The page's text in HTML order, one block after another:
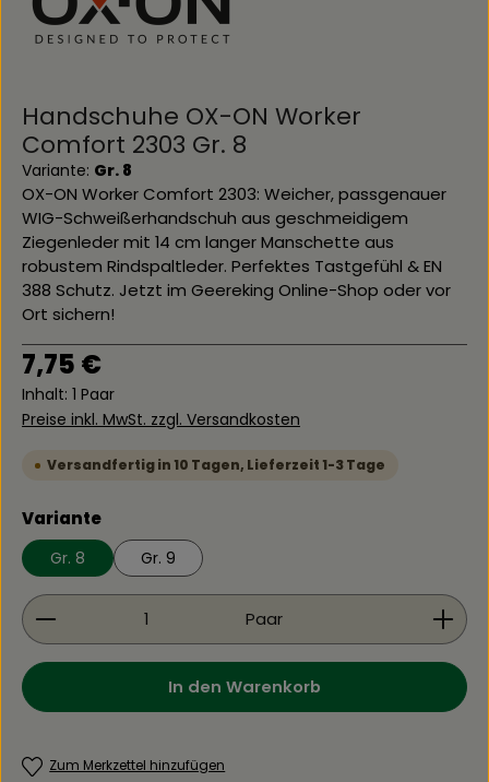
Handschuhe OX-ON Worker
Comfort 2303 Gr. 8
Variante: Gr. 8
OX-ON Worker Comfort 2303: Weicher, passgenauer
WIG-Schweißerhandschuh aus geschmeidigem
Ziegenleder mit 14 cm langer Manschette aus
robustem Rindspaltleder. Perfektes Tastgefühl & EN
388 Schutz. Jetzt im Geereking Online-Shop oder vor
Ort sichern!
Regulärer Preis:
7,75 €
Inhalt: 1 Paar
Preise inkl. MwSt. zzgl. Versandkosten
Versandfertig in 10 Tagen, Lieferzeit 1-3 Tage
Varianteauswählen
Gr. 8 Gr. 9
Produkt Anzahl: Gib den gewünschten Wert
Paar
In den Warenkorb
Zum Merkzettel hinzufügen